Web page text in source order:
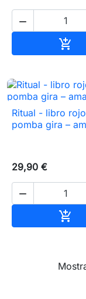


Ritual - libro rojo
pomba gira –
29,90 €

